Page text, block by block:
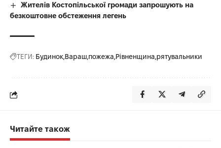
Жителів Костопільської громади запрошують на
безкоштовне обстеження легень
ТЕГИ: Будинок Вараш пожежа Рівненщина рятувальники
Читайте також